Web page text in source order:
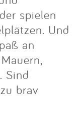
spielen
Und
an
Sind
brav